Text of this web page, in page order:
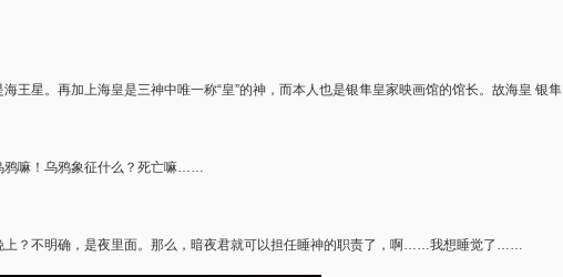
王星。再加上海皇是三神中唯一称“皇”的神，而本人也是银隼皇家映画馆的馆长。故海皇 银隼
鸦嘛！乌鸦象征什么？死亡嘛……
上？不明确，是夜里面。那么，暗夜君就可以担任睡神的职责了，啊……我想睡觉了……